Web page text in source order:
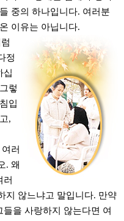
중의 하나입니다. 여러분
이유는 아닙니다.
정
십
렇
입
,
러
. 왜
러
지 않느냐고 말입니다. 만약
을 사랑하지 않는다면 여